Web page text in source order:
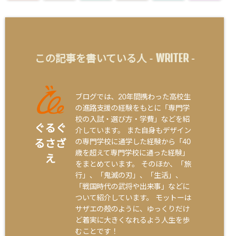
この記事を書いている人 - WRITER-
ぐるぐ
るさざ
え
ブログでは、20年間携わった高校生
の進路支援の経験をもとに「専門学
校の入試・選び方・学費」などを紹
介しています。 また自身もデザイン
の専門学校に通学した経験から「40
歳を超えて専門学校に通った経験」
をまとめています。 そのほか、「旅
行」、「鬼滅の刃」、「生活」、
「戦国時代の武将や出来事」などに
ついて紹介しています。 モットーは
サザエの殻のように、ゆっくりだけ
ど着実に大きくなれるよう人生を歩
むことです！